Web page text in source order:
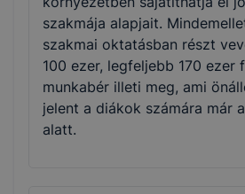
szakmája alapjait.
szakmai oktatásban részt
100 ezer, legfeljebb 170 ezer
munkabér illeti meg, ami
jelent a diákok számára már
alatt.